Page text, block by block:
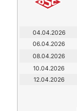
04.04.2026
06.04.2026
08.04.2026
10.04.2026
12.04.2026